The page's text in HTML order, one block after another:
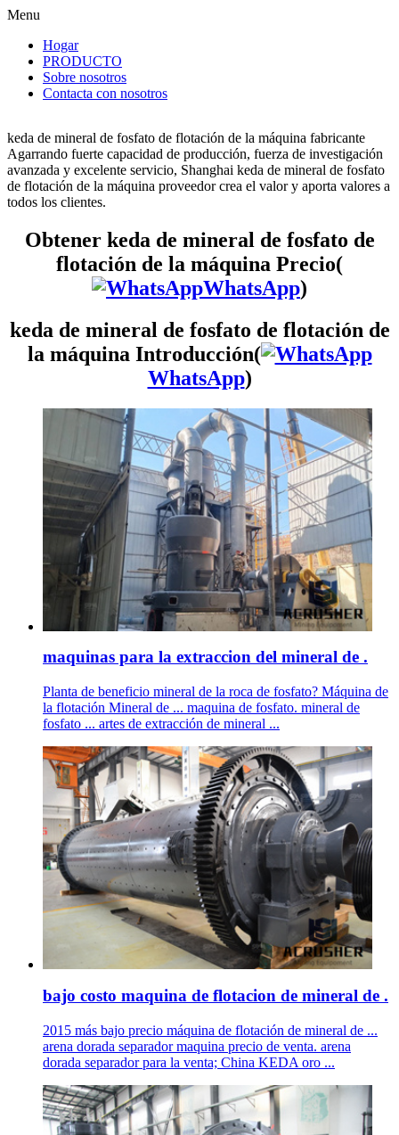
Menu
Hogar
PRODUCTO
Sobre nosotros
Contacta con nosotros
keda de mineral de fosfato de flotación de la máquina fabricante
Agarrando fuerte capacidad de producción, fuerza de investigación
avanzada y excelente servicio, Shanghai keda de mineral de fosfato
de flotación de la máquina proveedor crea el valor y aporta valores a
todos los clientes.
Obtener keda de mineral de fosfato de
flotación de la máquina Precio(
WhatsApp)
keda de mineral de fosfato de flotación de
la máquina Introducción(
WhatsApp)
maquinas para la extraccion del mineral de .
Planta de beneficio mineral de la roca de fosfato? Máquina de
la flotación Mineral de ... maquina de fosfato. mineral de
fosfato ... artes de extracción de mineral ...
bajo costo maquina de flotacion de mineral de .
2015 más bajo precio máquina de flotación de mineral de ...
arena dorada separador maquina precio de venta. arena
dorada separador para la venta; China KEDA oro ...